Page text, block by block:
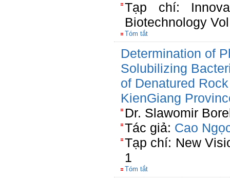
Tạp chí:
Biotechnology
Tóm tắt
Determination of
Solubilizing
of Denatured
KienGiang
Dr. Slawomir
Tác giả: Cao
Tạp chí: New
1
Tóm tắt